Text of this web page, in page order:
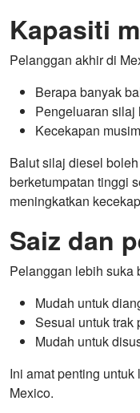
Kapasiti
Pelanggan akhir di
Berapa banyak
Pengeluaran silaj
Kecekapan
Balut silaj diesel
berketumpatan tinggi
meningkatkan
Saiz dan
Pelanggan lebih suka
Mudah untuk
Sesuai untuk trak
Mudah untuk
Ini amat penting
Mexico.